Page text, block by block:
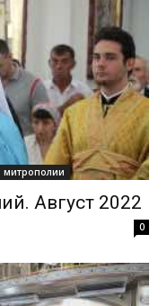
митрополии
Август 2022
0